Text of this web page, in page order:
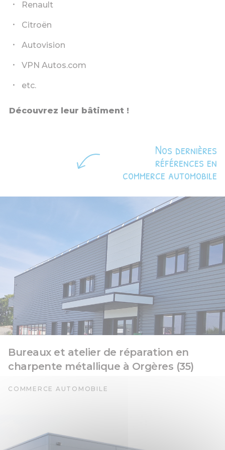
Renault
Citroën
Autovision
VPN Autos.com
etc.
Découvrez leur bâtiment !
Nos dernières
références en
commerce automobile
Bureaux et atelier de réparation en
charpente métallique à Orgères (35)
COMMERCE AUTOMOBILE